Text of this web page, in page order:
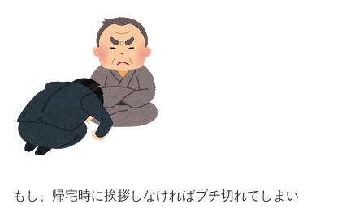
もし、帰宅時に挨拶しなければブチ切れてしまい